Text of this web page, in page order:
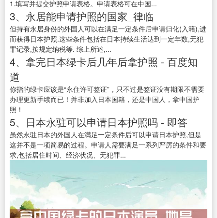
1.填写并提交护照申请表格。申请表格可在中国...
3、永居能申请护照的国家_律临
但持有永居身份的外国人可以在满足一定条件后申请归化(入籍),进
而获得日本护照.这些条件包括在日本持续生活达到一定年数,无犯
罪记录,按规定纳税等. 综上所述,...
4、拿完日本绿卡后几年后拿护照 - 百度知
道
你指的绿卡应该是“永住许可签证”，只不过是签证没有期限不需要
办理更新手续而已！并非加入日本国籍，还是中国人，拿中国护
照！
5、日本永驻可以申请日本护照吗 - 即答
虽然永驻日本的外国人在满足一定条件后可以申请日本护照,但是
这并不是一项简易的过程。申请人需要满足一系列严厉的条件和要
求,包括居住时间、经济状况、无犯罪...